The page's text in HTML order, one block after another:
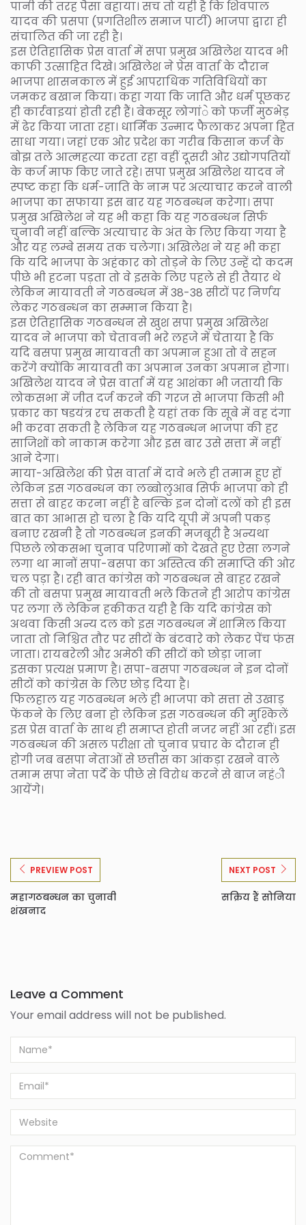
पानी की तरह पैसा बहाया। सच तो यही है कि शिवपाल
यादव की प्रसपा (प्रगतिशील समाज पार्टी) भाजपा द्वारा ही
संचालित की जा रही है।
इस ऐतिहासिक प्रेस वार्ता में सपा प्रमुख अखिलेश यादव भी
काफी उत्साहित दिखे। अखिलेश ने प्रेस वार्ता के दौरान
भाजपा शासनकाल में हुई आपराधिक गतिविधियों का
जमकर बखान किया। कहा गया कि जाति और धर्म पूछकर
ही कार्रवाइयां होती रही हैं। बेकसूर लोगांे को फर्जी मुठभेड़
में ढेर किया जाता रहा। धार्मिक उन्माद फैलाकर अपना हित
साधा गया। जहां एक ओर प्रदेश का गरीब किसान कर्ज के
बोझ तले आत्महत्या करता रहा वहीं दूसरी ओर उद्योगपतियों
के कर्ज माफ किए जाते रहे। सपा प्रमुख अखिलेश यादव ने
स्पष्ट कहा कि धर्म-जाति के नाम पर अत्याचार करने वाली
भाजपा का सफाया इस बार यह गठबन्धन करेगा। सपा
प्रमुख अखिलेश ने यह भी कहा कि यह गठबन्धन सिर्फ
चुनावी नहीं बल्कि अत्याचार के अंत के लिए किया गया है
और यह लम्बे समय तक चलेगा। अखिलेश ने यह भी कहा
कि यदि भाजपा के अहंकार को तोड़ने के लिए उन्हें दो कदम
पीछे भी हटना पड़ता तो वे इसके लिए पहले से ही तैयार थे
लेकिन मायावती ने गठबन्धन में 38-38 सीटों पर निर्णय
लेकर गठबन्धन का सम्मान किया है।
इस ऐतिहासिक गठबन्धन से खुश सपा प्रमुख अखिलेश
यादव ने भाजपा को चेतावनी भरे लहजे में चेताया है कि
यदि बसपा प्रमुख मायावती का अपमान हुआ तो वे सहन
करेंगे क्योंकि मायावती का अपमान उनका अपमान होगा।
अखिलेश यादव ने प्रेस वार्ता में यह आशंका भी जतायी कि
लोकसभा में जीत दर्ज करने की गरज से भाजपा किसी भी
प्रकार का षडयंत्र रच सकती है यहां तक कि सूबे में वह दंगा
भी करवा सकती है लेकिन यह गठबन्धन भाजपा की हर
साजिशों को नाकाम करेगा और इस बार उसे सत्ता में नहीं
आने देगा।
माया-अखिलेश की प्रेस वार्ता में दावे भले ही तमाम हुए हों
लेकिन इस गठबन्धन का लब्बोलुआब सिर्फ भाजपा को ही
सत्ता से बाहर करना नहीं है बल्कि इन दोनों दलों को ही इस
बात का आभास हो चला है कि यदि यूपी में अपनी पकड़
बनाए रखनी है तो गठबन्धन इनकी मजबूरी है अन्यथा
पिछले लोकसभा चुनाव परिणामों को देखते हुए ऐसा लगने
लगा था मानों सपा-बसपा का अस्तित्व की समाप्ति की ओर
चल पड़ा है। रही बात कांग्रेस को गठबन्धन से बाहर रखने
की तो बसपा प्रमुख मायावती भले कितने ही आरोप कांग्रेस
पर लगा लें लेकिन हकीकत यही है कि यदि कांग्रेस को
अथवा किसी अन्य दल को इस गठबन्धन में शामिल किया
जाता तो निश्चित तौर पर सीटों के बंटवारे को लेकर पेंच फंस
जाता। रायबरेली और अमेठी की सीटों को छोड़ा जाना
इसका प्रत्यक्ष प्रमाण है। सपा-बसपा गठबन्धन ने इन दोनों
सीटों को कांग्रेस के लिए छोड़ दिया है।
फिलहाल यह गठबन्धन भले ही भाजपा को सत्ता से उखाड़
फेंकने के लिए बना हो लेकिन इस गठबन्धन की मुश्किलें
इस प्रेस वार्ता के साथ ही समाप्त होती नजर नहीं आ रहीं। इस
गठबन्धन की असल परीक्षा तो चुनाव प्रचार के दौरान ही
होगी जब बसपा नेताओं से छत्तीस का आंकड़ा रखने वाले
तमाम सपा नेता पर्दे के पीछे से विरोध करने से बाज नहंी
आयेंगे।
PREVIEW POST
महागठबन्धन का चुनावी
शंखनाद
NEXT POST
सक्रिय हैं सोनिया
Leave a Comment
Your email address will not be published.